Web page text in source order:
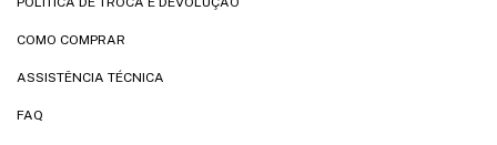
COMO COMPRAR
ASSISTÊNCIA TÉCNICA
FAQ